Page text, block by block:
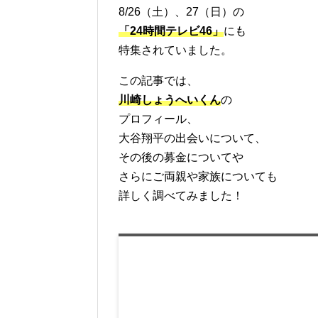
8/26（土）、27（日）の
「24時間テレビ46」にも
特集されていました。
この記事では、
川崎しょうへいくんの
プロフィール、
大谷翔平の出会いについて、
その後の募金についてや
さらにご両親や家族についても
詳しく調べてみました！